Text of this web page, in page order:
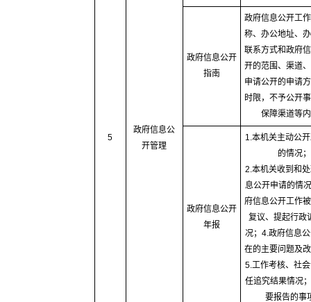
5
政府信息公
开管理
政府信息公开
指南
政府信息公开工
称、办公地址、
联系方式和政府
开的范围、渠道
申请公开的申请
时限，不予公开
保障渠道等
政府信息公开
年报
1.本机关主动公
的情况；
2.本机关收到和
息公开申请的情
府信息公开工作
复议、提起行政
况；4.政府信息
在的主要问题及
5.工作考核、社
任追究结果情况
要报告的事